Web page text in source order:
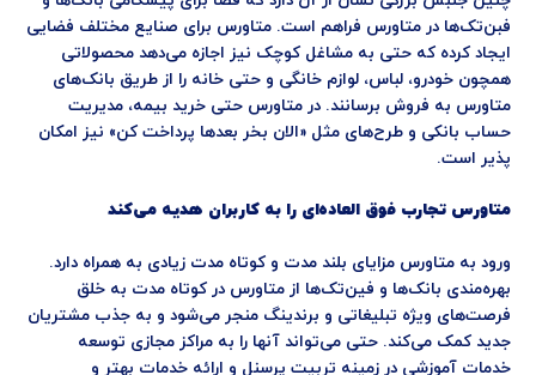
فبن‌تک‌ها در متاورس فراهم است. متاورس برای صنایع مختلف فضایی
ایجاد کرده که حتی به مشاغل کوچک نیز اجازه می‌دهد محصولاتی
همچون خودرو، لباس، لوازم خانگی و حتی خانه را از طریق بانک‌های
متاورس به فروش برسانند. در متاورس حتی خرید بیمه، مدیریت
حساب بانکی و طرح‌های مثل «الان بخر بعدها پرداخت کن» نیز امکان
پذیر است.
متاورس تجارب فوق العاده‌ای را به کاربران هدیه می‌کند
ورود به متاورس مزایای بلند مدت و کوتاه مدت زیادی به همراه دارد.
بهره‌مندی بانک‌ها و فین‌تک‌ها از متاورس در کوتاه مدت به خلق
فرصت‌های ویژه تبلیغاتی و برندینگ منجر می‌شود و به جذب مشتریان
جدید کمک می‌کند. حتی می‌تواند آنها را به مراکز مجازی توسعه
خدمات آموزشی در زمینه تربیت پرسنل و ارائه خدمات بهتر و